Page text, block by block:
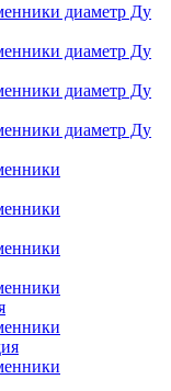
диаметр Ду
диаметр Ду
диаметр Ду
диаметр Ду